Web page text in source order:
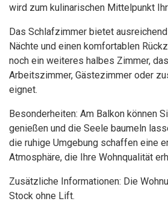
wird zum kulinarischen Mittelpunkt
Das Schlafzimmer bietet
Nächte und einen komfortablen
noch ein weiteres halbes Zimmer,
Arbeitszimmer, Gästezimmer oder
eignet.
Besonderheiten: Am Balkon können
genießen und die Seele baumeln
die ruhige Umgebung schaffen eine
Atmosphäre, die Ihre Wohnqualität
Zusätzliche Informationen: Die
Stock ohne Lift.